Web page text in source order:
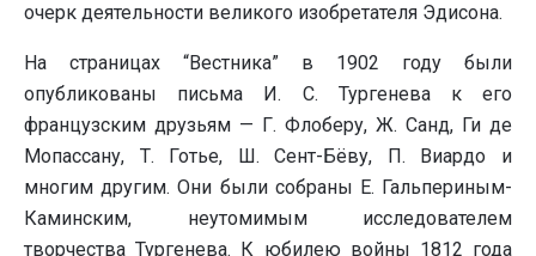
очерк деятельности великого изобретателя Эдисона.
На страницах “Вестника” в 1902 году были
опубликованы письма И. С. Тургенева к его
французским друзьям — Г. Флоберу, Ж. Санд, Ги де
Мопассану, Т. Готье, Ш. Сент-Бёву, П. Виардо и
многим другим. Они были собраны Е. Гальпериным-
Каминским, неутомимым исследователем
творчества Тургенева. К юбилею войны 1812 года